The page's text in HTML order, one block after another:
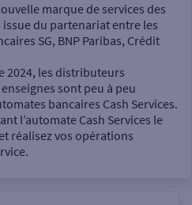
marque de services des
du partenariat entre les
SG, BNP Paribas, Crédit
2024, les distributeurs
sont peu à peu
bancaires Cash Services.
l’automate Cash Services le
réalisez vos opérations